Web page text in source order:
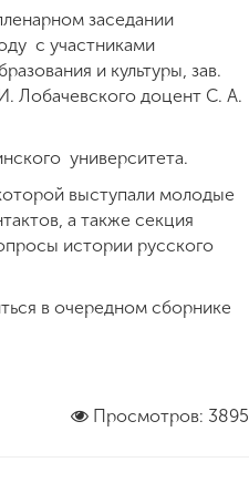
заседании
с участниками
и культуры, зав.
Лобачевского доцент С. А.
университета.
выступали молодые
а также секция
истории русского
в очередном сборнике
Просмотров: 3895